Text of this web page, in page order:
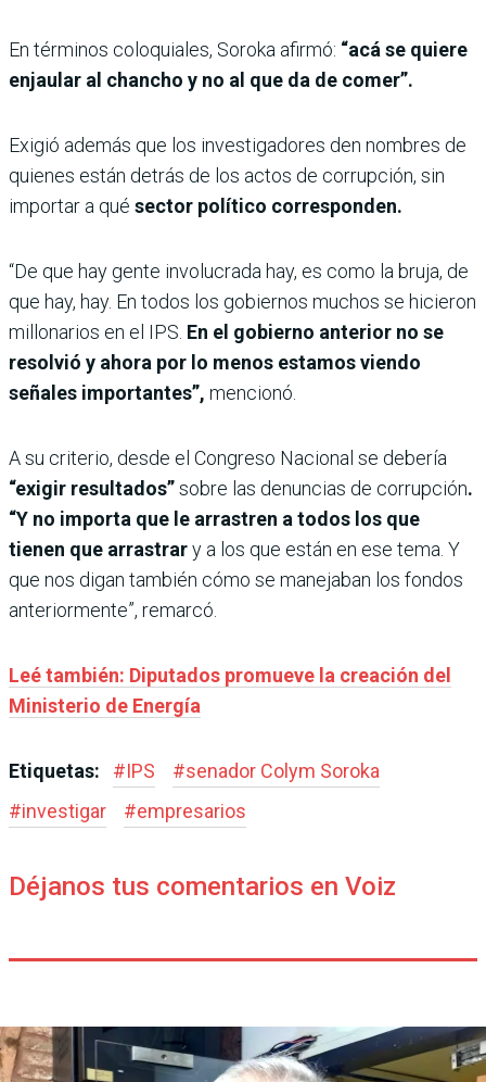
En términos coloquiales, Soroka afirmó: “acá se quiere
enjaular al chancho y no al que da de comer”.
Exigió además que los investigadores den nombres de
quienes están detrás de los actos de corrupción, sin
importar a qué sector político corresponden.
“De que hay gente involucrada hay, es como la bruja, de
que hay, hay. En todos los gobiernos muchos se hicieron
millonarios en el IPS. En el gobierno anterior no se
resolvió y ahora por lo menos estamos viendo
señales importantes”, mencionó.
A su criterio, desde el Congreso Nacional se debería
“exigir resultados”sobre las denuncias de corrupción.
“Y no importa que le arrastren a todos los que
tienen que arrastrary a los que están en ese tema. Y
que nos digan también cómo se manejaban los fondos
anteriormente”, remarcó.
Leé también: Diputados promueve la creación del
Ministerio de Energía
Etiquetas: #IPS #senador Colym Soroka
#investigar #empresarios
Déjanos tus comentarios en Voiz